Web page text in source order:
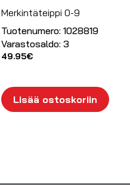
Merkintäteippi 0-9
Tuotenumero: 1028819
Varastosaldo: 3
49.95€
Lisää ostoskoriin